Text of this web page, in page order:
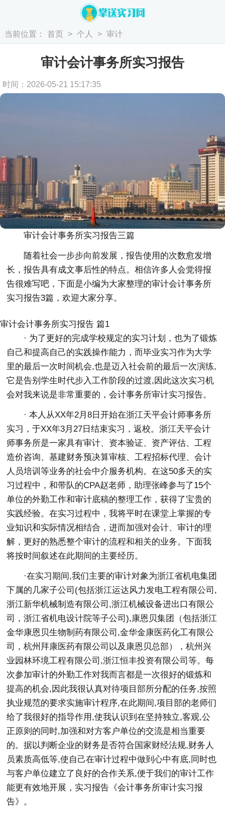
当前位置： 首页 > 个人 > 审计
审计会计事务所实习报告
时间：2026-05-21 15:17:35
审计会计事务所实习报告三篇
随着社会一步步向前发展，报告使用的次数愈发增
长，报告具有成文事后性的特点。相信许多人会觉得报
告很难写吧，下面是小编为大家整理的审计会计事务所
实习报告3篇，欢迎大家分享。
审计会计事务所实习报告 篇1
· 为了更好的完成学校规定的实习计划，也为了锻炼
自己和提高自己的实践操作能力，而毕业实习作为大学
里的最后一次时间机会,也是迈入社会前的最后一次演练,
它是告别学生时代步入工作阶段的过渡,因此这次实习机
会对我来说是非常重要的，会计事务所审计实习报告。
· 本人从XX年2月8日开始在浙江天平会计师事务所
实习，于XX年3月27日结束实习，返校。浙江天平会计
师事务所是一家具有审计、资本验证、资产评估、工程
造价咨询、基建财务预决算审核、工程招标代理、会计
人员培训等业务的社会中介服务机构。在这50多天的实
习过程中，和带队的CPA赵老师，助理张峰参与了15个
单位的外勤工作和审计底稿的整理工作，获得了宝贵的
实践经验。在实习过程中，我将平时在课堂上掌握的专
业知识和实际情况相结合，进而加强对会计、审计的理
解，更好的熟悉整个审计的流程和相关的业务。下面我
将按时间叙述在此期间的主要经历。
·在实习期间,我们主要的审计对象为浙江省机电集团
下属的几家子公司(包括浙江运达风力发电工程有限公司,
浙江新华机械制造有限公司,浙江机械设备进出口有限公
司，浙江省机电设计院等子公司),康恩贝集团（包括浙江
金华康恩贝生物制药有限公司,金华金康医药化工有限公
司，杭州拜康医药有限公司以及康恩贝总部），杭州兴
业园林环境工程有限公司,浙江恒丰投资有限公司等。每
次参加审计的外勤工作对我而言都是一次很好的锻炼和
提高的机会,因此我很认真对待项目部所分配的任务,按照
执业规范的要求实施审计程序,在此期间,项目部的老师们
给了我很好的指导作用,使我认识到在坚持独立,客观,公
正原则的同时,加强和对方客户单位的交流是相当重要
的。据以判断企业的财务是否符合国家财经法规,财务人
员素质高低等,使自己在审计过程中做到心中有底,同时也
与客户单位建立了良好的合作关系,便于我们的审计工作
能更有效地开展，实习报告《会计事务所审计实习报
告》。